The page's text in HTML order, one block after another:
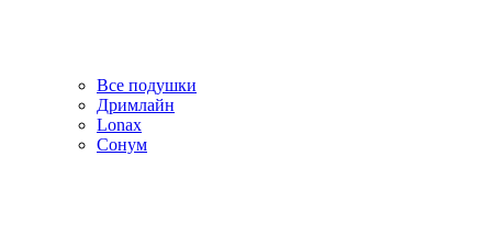
Все подушки
Дримлайн
Lonax
Сонум